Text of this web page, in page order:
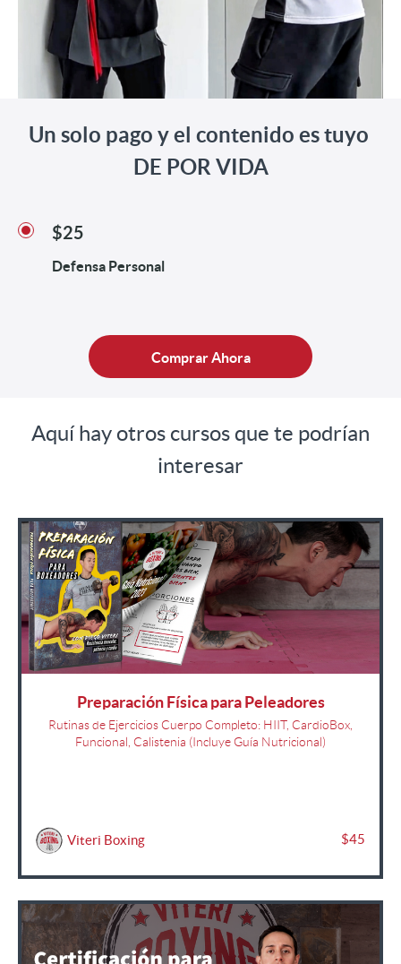
Un solo pago y el contenido es tuyo
DE POR VIDA
$25
Defensa Personal
Comprar Ahora
Aquí hay otros cursos que te podrían
interesar
Preparación Física para Peleadores
Rutinas de Ejercicios Cuerpo Completo: HIIT, CardioBox,
Funcional, Calistenia (Incluye Guía Nutricional)
Viteri Boxing $45